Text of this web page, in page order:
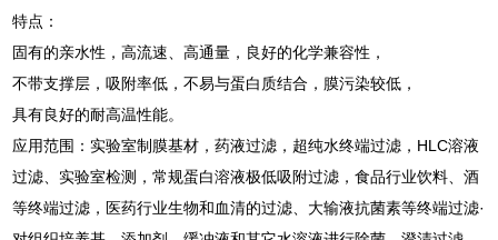
特点：
固有的亲水性，高流速、高通量，良好的化学兼容性，
不带支撑层，吸附率低，不易与蛋白质结合，膜污染较低，
具有良好的耐高温性能。
应用范围：实验室制膜基材，药液过滤，超纯水终端过滤，HLC溶液
过滤、实验室检测，常规蛋白溶液极低吸附过滤，食品行业饮料、酒
等终端过滤，医药行业生物和血清的过滤、大输液抗菌素等终端过滤·